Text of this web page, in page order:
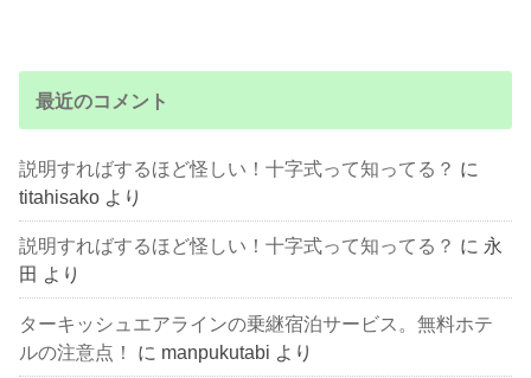
最近のコメント
説明すればするほど怪しい！十字式って知ってる？ に
titahisako より
説明すればするほど怪しい！十字式って知ってる？ に 永
田 より
ターキッシュエアラインの乗継宿泊サービス。無料ホテ
ルの注意点！
に manpukutabi より